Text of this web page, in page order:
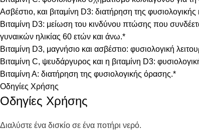
Ασβέστιο, και βιταμίνη D3: διατήρηση της
Βιταμίνη D3: μείωση του κινδύνου πτώσης που
γυναικών ηλικίας 60 ετών και άνω.*
Βιταμίνη D3, μαγνήσιο και ασβέστιο: φυσιολογική
Βιταμίνη C, ψευδάργυρος και η βιταμίνη D3:
Βιταμίνη Α: διατήρηση της φυσιολογικής όρασης.*
Οδηγίες Χρήσης
Οδηγίες Χρήσης
Διαλύστε ένα δισκίο σε ένα ποτήρι νερό.